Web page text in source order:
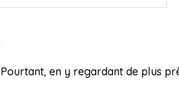
en y regardant de plus